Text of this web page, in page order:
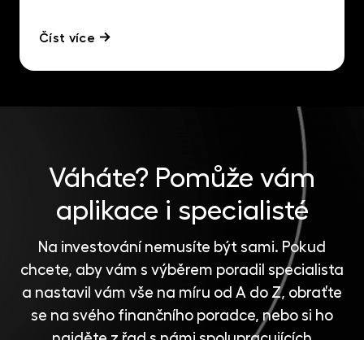
Číst více
Váháte? Pomůže vám
aplikace i specialisté
Na investování nemusíte být sami. Pokud
chcete, aby vám s výběrem poradil specialista
a nastavil vám vše na míru od A do Z, obraťte
se na svého finančního poradce, nebo si ho